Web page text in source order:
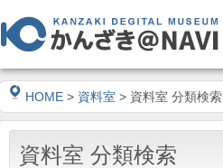
HOME > 資料室 > 資料室 分類検索
資料室 分類検索